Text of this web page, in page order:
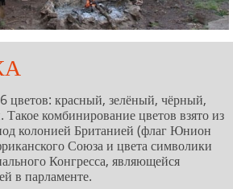
цветов: красный, зелёный, чёрный,
комбинирование цветов взято из
колонией Британией (флаг Юнион
Союза и цвета символики
Конгресса, являющейся
в парламенте.